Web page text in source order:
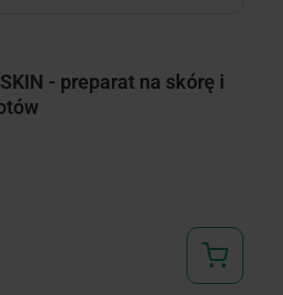
- preparat na skórę i